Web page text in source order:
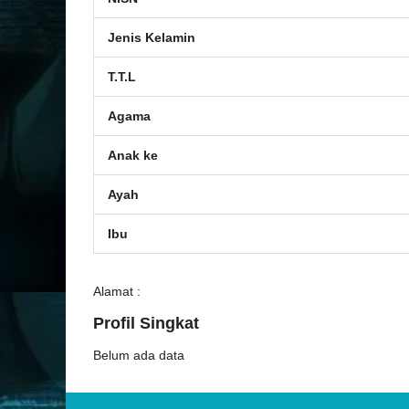
Jenis Kelamin
T.T.L
Agama
Anak ke
Ayah
Ibu
Alamat :
Profil Singkat
Belum ada data